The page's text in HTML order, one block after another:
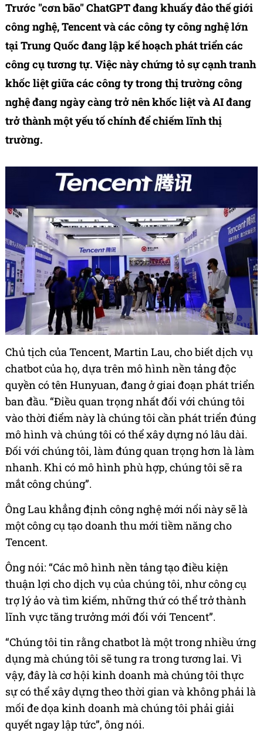
Trước "cơn bão" ChatGPT đang khuấy đảo thế giới
công nghệ, Tencent và các công ty công nghệ lớn
tại Trung Quốc đang lập kế hoạch phát triển các
công cụ tương tự. Việc này chứng tỏ sự cạnh tranh
khốc liệt giữa các công ty trong thị trường công
nghệ đang ngày càng trở nên khốc liệt và AI đang
trở thành một yếu tố chính để chiếm lĩnh thị
trường.
Chủ tịch của Tencent, Martin Lau, cho biết dịch vụ
chatbot của họ, dựa trên mô hình nền tảng độc
quyền có tên Hunyuan, đang ở giai đoạn phát triển
ban đầu. “Điều quan trọng nhất đối với chúng tôi
vào thời điểm này là chúng tôi cần phát triển đúng
mô hình và chúng tôi có thể xây dựng nó lâu dài.
Đối với chúng tôi, làm đúng quan trọng hơn là làm
nhanh. Khi có mô hình phù hợp, chúng tôi sẽ ra
mắt công chúng”.
Ông Lau khẳng định công nghệ mới nổi này sẽ là
một công cụ tạo doanh thu mới tiềm năng cho
Tencent.
Ông nói: “Các mô hình nền tảng tạo điều kiện
thuận lợi cho dịch vụ của chúng tôi, như công cụ
trợ lý ảo và tìm kiếm, những thứ có thể trở thành
lĩnh vực tăng trưởng mới đối với Tencent”.
“Chúng tôi tin rằng chatbot là một trong nhiều ứng
dụng mà chúng tôi sẽ tung ra trong tương lai. Vì
vậy, đây là cơ hội kinh doanh mà chúng tôi thực
sự có thể xây dựng theo thời gian và không phải là
mối đe dọa kinh doanh mà chúng tôi phải giải
quyết ngay lập tức”, ông nói.